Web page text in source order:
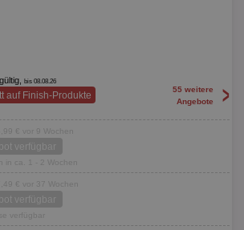
bis 08.08.26
auf Finish-Produkte
55 weitere
Angebote
>
€ vor 9 Wochen
verfügbar
in ca. 1 - 2 Wochen
€ vor 37 Wochen
verfügbar
verfügbar